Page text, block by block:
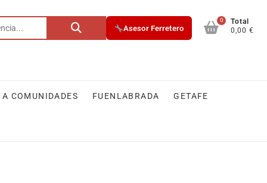
Asesor Ferretero
0
Total
0,00 €
COMUNIDADES FUENLABRADA GETAFE